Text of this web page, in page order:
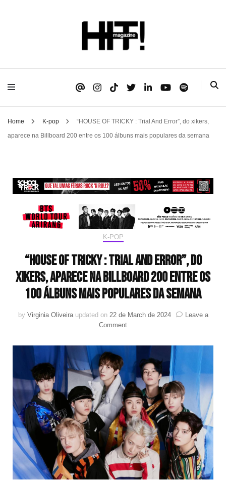
HIT!Magazine
Home K-pop
“HOUSE OF TRICKY : Trial And Error”, do xikers,
aparece na Billboard 200 entre os 100 álbuns mais populares da semana
K-POP
“HOUSE OF TRICKY : Trial And Error”, do
xikers, aparece na Billboard 200 entre os
100 álbuns mais populares da semana
by Virginia Oliveira updated on 22 de March de 2024
Leave a
Commenton
OF
Trial
And
Error”,
do
xikers,
aparece
na
Billboard
200
entre
os